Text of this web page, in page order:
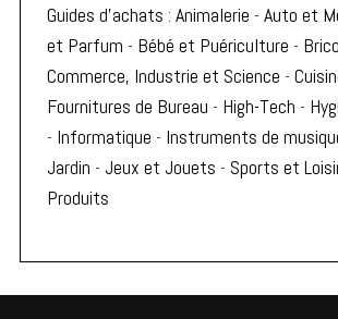
Guides d'achats : Animalerie - Auto et
et Parfum - Bébé et Puériculture -
Commerce, Industrie et Science -
Fournitures de Bureau - High-Tech -
- Informatique - Instruments de
Jardin - Jeux et Jouets - Sports et
Produits